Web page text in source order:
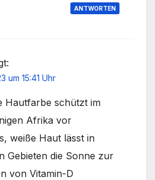
ANTWORTEN
um 15:41 Uhr
Hautfarbe schützt im
Afrika vor
weiße Haut lässt in
Gebieten die Sonne zur
von Vitamin-D